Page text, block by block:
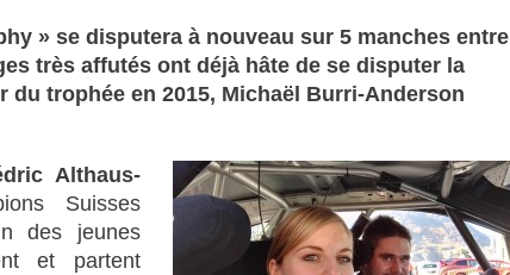
» se disputera à nouveau sur 5 manches entre
très affutés ont déjà hâte de se disputer la
du trophée en 2015, Michaël Burri-Anderson
Althaus-
Suisses
des jeunes
et partent